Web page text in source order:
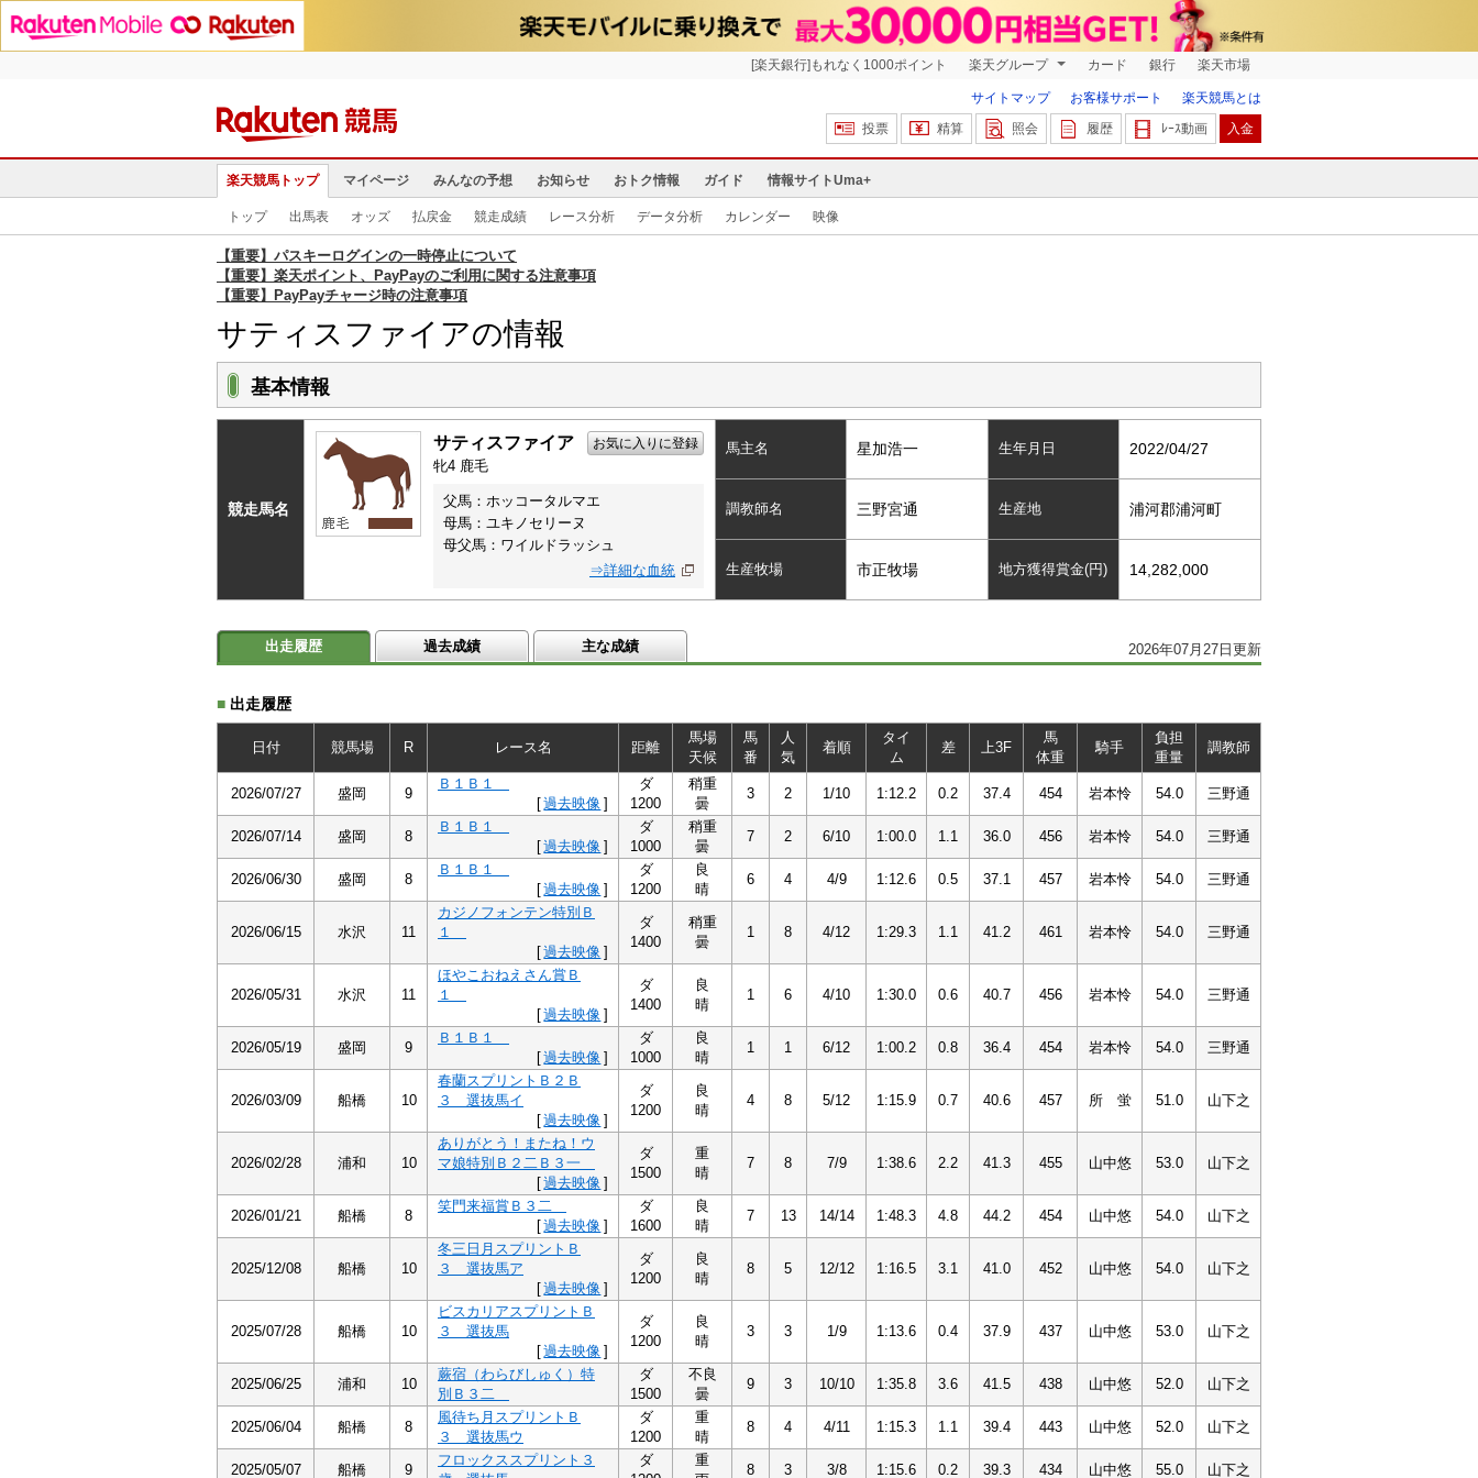
[楽天銀行]もれなく1000ポイント 楽天グループ カード 銀行 楽天市場
サイトマップ お客様サポート
楽天競馬とは
投票
精算 照会 履歴 ﾚｰｽ動画 入金
楽天競馬トップ マイページ みんなの予想 お知らせ おトク情報 ガイド 情報サイトUma+
トップ 出馬表 オッズ 払戻金 競走成績 レース分析 データ分析 カレンダー 映像
【重要】パスキーログインの一時停止について
【重要】楽天ポイント、PayPayのご利用に関する注意事項
【重要】PayPayチャージ時の注意事項
サティスファイアの情報
基本情報
競走馬名
サティスファイア お気に入りに登録
牝4 鹿毛
父馬：ホッコータルマエ
母馬：ユキノセリーヌ
母父馬：ワイルドラッシュ
⇒詳細な血統
馬主名 星加浩一 生年月日 2022/04/27
調教師名 三野宮通 生産地 浦河郡浦河町
生産牧場 市正牧場 地方獲得賞金(円) 14,282,000
2026年07月27日更新
出走履歴 過去成績 主な成績
■ 出走履歴
日付 競馬場 R レース名 距離
馬場
天候
馬
番
人
気
着順
タイ
ム
差 上3F
馬
体重
騎手
負担
重量
調教師
2026/07/27 盛岡 9
Ｂ１Ｂ１
[過去映像 ]
ダ
1200
稍重
曇
3 2 1/10 1:12.2 0.2 37.4 454 岩本怜 54.0 三野通
2026/07/14 盛岡 8
Ｂ１Ｂ１
[過去映像 ]
ダ
1000
稍重
曇
7 2 6/10 1:00.0 1.1 36.0 456 岩本怜 54.0 三野通
2026/06/30 盛岡 8
Ｂ１Ｂ１
[過去映像 ]
ダ
1200
良
晴
6 4 4/9 1:12.6 0.5 37.1 457 岩本怜 54.0 三野通
2026/06/15 水沢 11
カジノフォンテン特別Ｂ
１
[過去映像 ]
ダ
1400
稍重
曇
1 8 4/12 1:29.3 1.1 41.2 461 岩本怜 54.0 三野通
2026/05/31 水沢 11
ほやこおねえさん賞Ｂ
１
[過去映像 ]
ダ
1400
良
晴
1 6 4/10 1:30.0 0.6 40.7 456 岩本怜 54.0 三野通
2026/05/19 盛岡 9
Ｂ１Ｂ１
[過去映像 ]
ダ
1000
良
晴
1 1 6/12 1:00.2 0.8 36.4 454 岩本怜 54.0 三野通
2026/03/09 船橋 10
春蘭スプリントＢ２Ｂ
３ 選抜馬イ
[過去映像 ]
ダ
1200
良
晴
4 8 5/12 1:15.9 0.7 40.6 457 所 蛍 51.0 山下之
2026/02/28 浦和 10
ありがとう！またね！ウ
マ娘特別Ｂ２二Ｂ３一
[過去映像 ]
ダ
1500
重
晴
7 8 7/9 1:38.6 2.2 41.3 455 山中悠 53.0 山下之
2026/01/21 船橋 8
笑門来福賞Ｂ３二
[過去映像 ]
ダ
1600
良
晴
7 13 14/14 1:48.3 4.8 44.2 454 山中悠 54.0 山下之
2025/12/08 船橋 10
冬三日月スプリントＢ
３ 選抜馬ア
[過去映像 ]
ダ
1200
良
晴
8 5 12/12 1:16.5 3.1 41.0 452 山中悠 54.0 山下之
2025/07/28 船橋 10
ビスカリアスプリントＢ
３ 選抜馬
[過去映像 ]
ダ
1200
良
晴
3 3 1/9 1:13.6 0.4 37.9 437 山中悠 53.0 山下之
2025/06/25 浦和 10
蕨宿（わらびしゅく）特
別Ｂ３二
ダ
1500
不良
曇
9 3 10/10 1:35.8 3.6 41.5 438 山中悠 52.0 山下之
2025/06/04 船橋 8
風待ち月スプリントＢ
３ 選抜馬ウ
ダ
1200
重
晴
8 4 4/11 1:15.3 1.1 39.4 443 山中悠 52.0 山下之
2025/05/07 船橋 9
フロックススプリント３
ダ
重
8 3 3/8 1:15.6 0.2 39.3 434 山中悠 55.0 山下之